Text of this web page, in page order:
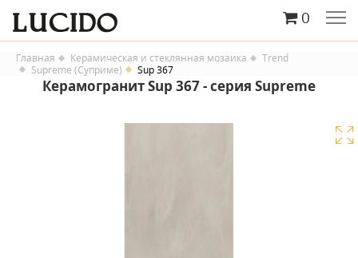
0
Главная Керамическая и стеклянная мозаика
Trend
Supreme (Суприме)
Sup 367
Керамогранит Sup 367 - серия Supreme